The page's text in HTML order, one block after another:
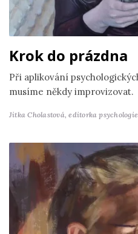
Krok do prázdna
Při aplikování
musíme někdy improvizovat.
Jitka Cholastová,editorka